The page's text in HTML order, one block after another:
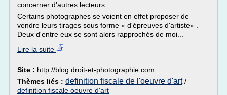
concerner d'autres lecteurs.
Certains photographes se voient en effet proposer de
vendre leurs tirages sous forme « d'épreuves d'artiste« .
Deux d'entre eux se sont alors rapprochés de moi...
Lire la suite
Site : http://blog.droit-et-photographie.com
Thèmes liés : definition fiscale de l'oeuvre d'art/
definition fiscale oeuvre d'art